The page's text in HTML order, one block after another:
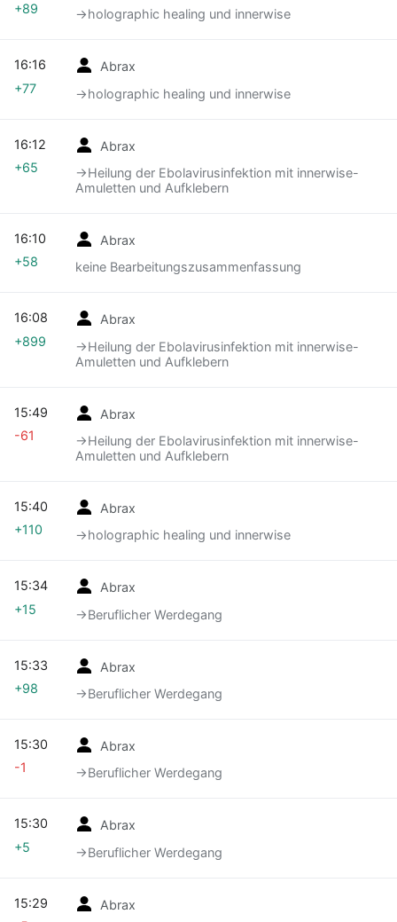
→‎holographic healing und innerwise
+89
Abrax
→‎holographic healing und innerwise
16:16
+77
Abrax
→‎Heilung der Ebolavirusinfektion mit innerwise-
Amuletten und Aufklebern
16:12
+65
Abrax
keine Bearbeitungszusammenfassung
16:10
+58
Abrax
→‎Heilung der Ebolavirusinfektion mit innerwise-
Amuletten und Aufklebern
16:08
+899
Abrax
→‎Heilung der Ebolavirusinfektion mit innerwise-
Amuletten und Aufklebern
15:49
-61
Abrax
→‎holographic healing und innerwise
15:40
+110
Abrax
→‎Beruflicher Werdegang
15:34
+15
Abrax
→‎Beruflicher Werdegang
15:33
+98
Abrax
→‎Beruflicher Werdegang
15:30
-1
Abrax
→‎Beruflicher Werdegang
15:30
+5
Abrax
15:29